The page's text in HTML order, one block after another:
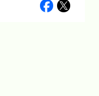
Facebook
Twitter